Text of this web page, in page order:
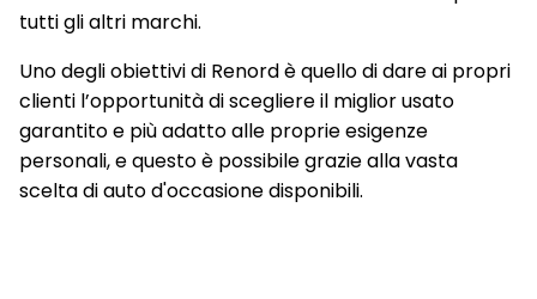
tutti gli altri marchi.
Uno degli obiettivi di Renord è quello di dare ai propri
clienti l’opportunità di scegliere il miglior usato
garantito e più adatto alle proprie esigenze
personali, e questo è possibile grazie alla vasta
scelta di auto d'occasione disponibili.